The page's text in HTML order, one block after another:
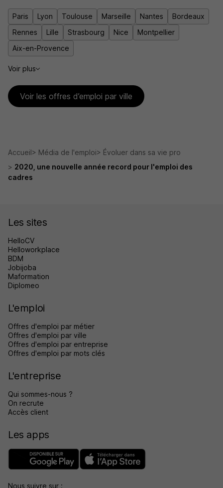
Paris Lyon Toulouse Marseille Nantes
Bordeaux
Rennes
Lille Strasbourg Nice
Montpellier
Aix-en-Provence
Voir plus
Voir les offres d’emploi par ville
Accueil Média de l'emploi
Évoluer dans sa vie pro
2020, une nouvelle année record pour l'emploi des
cadres
Les sites
HelloCV
Helloworkplace
BDM
Jobijoba
Maformation
Diplomeo
L'emploi
Offres d'emploi par métier
Offres d'emploi par ville
Offres d'emploi par entreprise
Offres d'emploi par mots clés
L'entreprise
Qui sommes-nous ?
On recrute
Accès client
Les apps
Nous suivre sur :